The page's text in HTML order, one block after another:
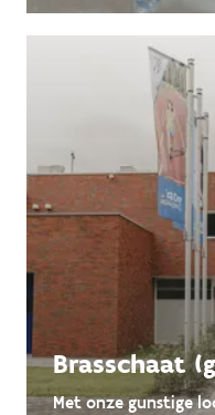
Brasschaat
Met onze gunstige